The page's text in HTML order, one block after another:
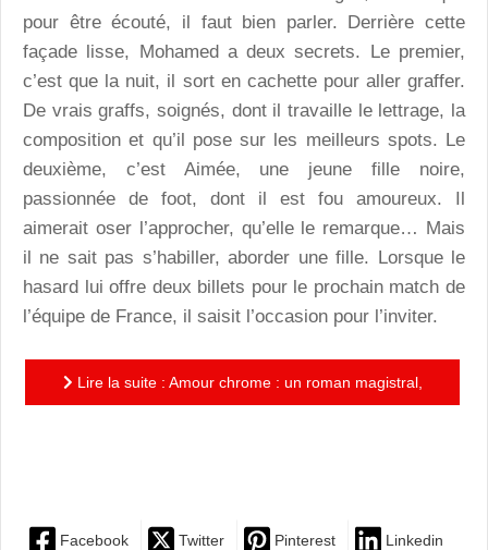
pour être écouté, il faut bien parler. Derrière cette
façade lisse, Mohamed a deux secrets. Le premier,
c’est que la nuit, il sort en cachette pour aller graffer.
De vrais graffs, soignés, dont il travaille le lettrage, la
composition et qu’il pose sur les meilleurs spots. Le
deuxième, c’est Aimée, une jeune fille noire,
passionnée de foot, dont il est fou amoureux. Il
aimerait oser l’approcher, qu’elle le remarque… Mais
il ne sait pas s’habiller, aborder une fille. Lorsque le
hasard lui offre deux billets pour le prochain match de
l’équipe de France, il saisit l’occasion pour l’inviter.
Lire la suite : Amour chrome : un roman magistral,
Facebook Twitter Pinterest Linkedin